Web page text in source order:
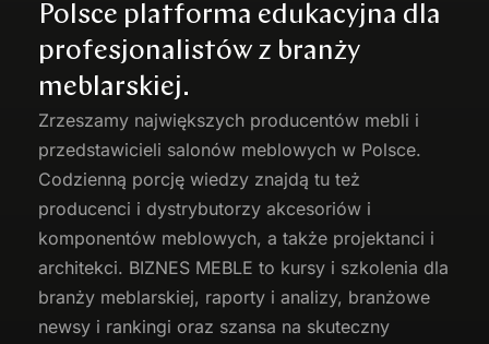
Polsce platforma edukacyjna dla
profesjonalistów z branży
meblarskiej.
Zrzeszamy największych producentów mebli i
przedstawicieli salonów meblowych w Polsce.
Codzienną porcję wiedzy znajdą tu też
producenci i dystrybutorzy akcesoriów i
komponentów meblowych, a także projektanci i
architekci. BIZNES MEBLE to kursy i szkolenia dla
branży meblarskiej, raporty i analizy, branżowe
newsy i rankingi oraz szansa na skuteczny